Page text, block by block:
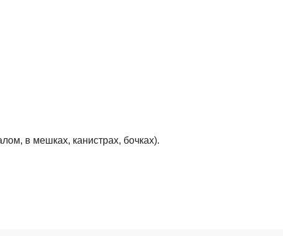
в мешках, канистрах, бочках).